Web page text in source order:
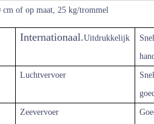
cm of op maat, 25 kg/trommel
Internationaal.Uitdrukkelijk
Luchtvervoer
Zeevervoer